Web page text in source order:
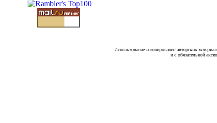
Использование и копирование авторских
и с обязательной